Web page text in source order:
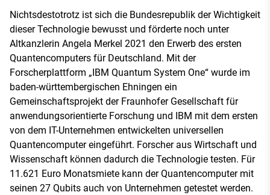
Nichtsdestotrotz ist sich die Bundesrepublik der Wichtigkeit
dieser Technologie bewusst und förderte noch unter
Altkanzlerin Angela Merkel 2021 den Erwerb des ersten
Quantencomputers für Deutschland. Mit der
Forscherplattform „IBM Quantum System One“ wurde im
baden-württembergischen Ehningen ein
Gemeinschaftsprojekt der Fraunhofer Gesellschaft für
anwendungsorientierte Forschung und IBM mit dem ersten
von dem IT-Unternehmen entwickelten universellen
Quantencomputer eingeführt. Forscher aus Wirtschaft und
Wissenschaft können dadurch die Technologie testen. Für
11.621 Euro Monatsmiete kann der Quantencomputer mit
seinen 27 Qubits auch von Unternehmen getestet werden.